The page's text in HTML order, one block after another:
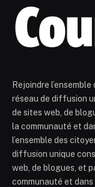
Rejoindre
réseau de diffusion
de sites web, de
la communauté et
l’ensemble des
diffusion unique
web, de blogues, et
communauté et